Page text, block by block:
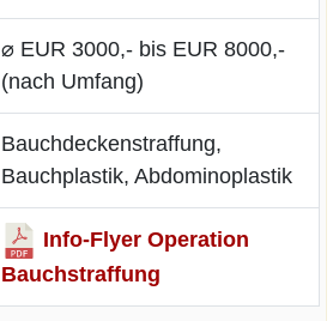
⌀ EUR 3000,- bis EUR 8000,-
(nach Umfang)
Bauchdeckenstraffung,
Bauchplastik, Abdominoplastik
Info-Flyer Operation
Bauchstraffung